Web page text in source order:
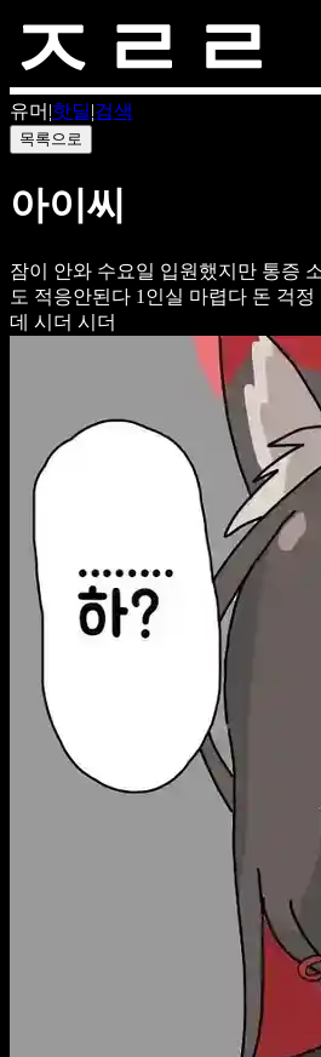
유머 |핫딜|검색
목록으로
아이씨
잠이 안와 수요일 입원했지만 통증
도 적응안된다 1인실 마렵다 돈 걱정
데 시더 시더